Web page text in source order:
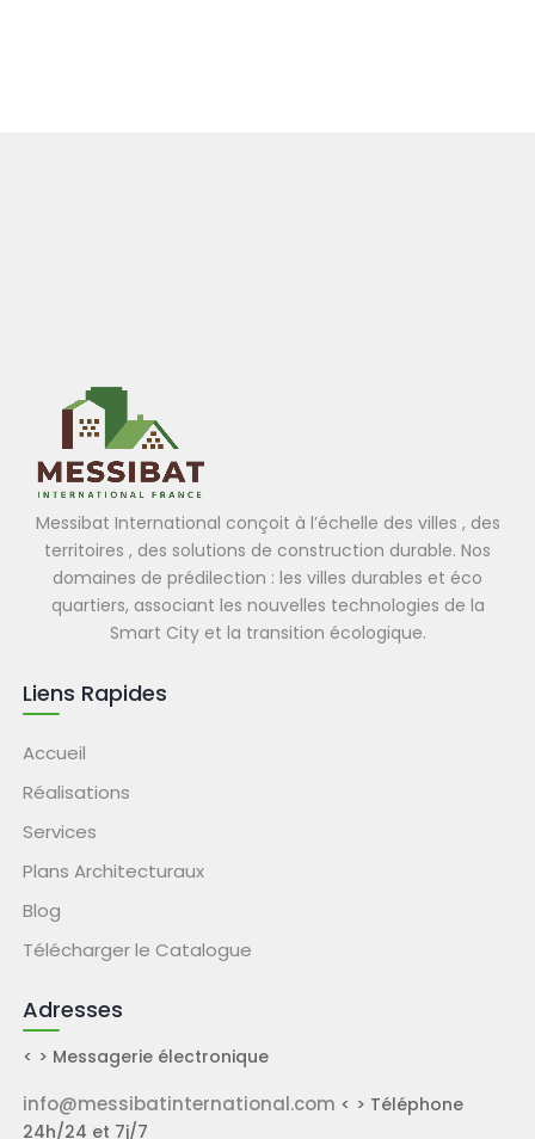
Messibat International conçoit à l’échelle des villes , des
territoires , des solutions de construction durable. Nos
domaines de prédilection : les villes durables et éco
quartiers, associant les nouvelles technologies de la
Smart City et la transition écologique.
Liens Rapides
Accueil
Réalisations
Services
Plans Architecturaux
Blog
Télécharger le Catalogue
Adresses
< > Messagerie électronique
info@messibatinternational.com < > Téléphone
24h/24 et 7j/7